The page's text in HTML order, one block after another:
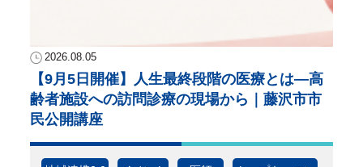
2026.08.05
【9月5日開催】人生最終段階の医療とは―高
齢者施設への訪問診療の現場から｜藤沢市市
民公開講座